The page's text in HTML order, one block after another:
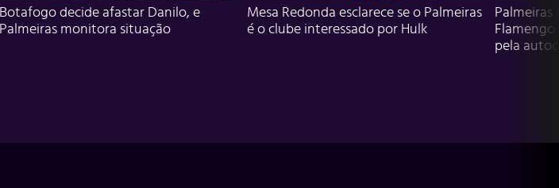
Botafogo decide afastar Danilo, e
Palmeiras monitora situação
Mesa Redonda esclarece se o Palmeiras
é o clube interessado por Hulk
Flamengo
pela